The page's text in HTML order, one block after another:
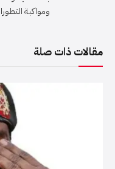
ومواكبة
مقالات ذات صلة